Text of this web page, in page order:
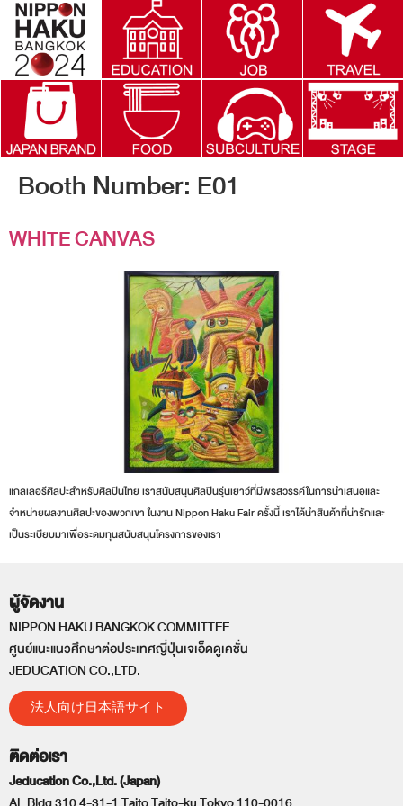
Booth Number: E01
WHITE CANVAS
แกลเลอรีศิลปะสำหรับศิลปินไทย เราสนับสนุนศิลปินรุ่นเยาว์ที่มีพรสวรรค์ในการนำเสนอและ
จำหน่ายผลงานศิลปะของพวกเขา ในงาน Nippon Haku Fair ครั้งนี้ เราได้นำสินค้าที่น่ารักและ
เป็นระเบียบมาเพื่อระดมทุนสนับสนุนโครงการของเรา
ผู้จัดงาน
NIPPON HAKU BANGKOK COMMITTEE
ศูนย์แนะแนวศึกษาต่อประเทศญี่ปุ่นเจเอ็ดดูเคชั่น
JEDUCATION CO.,LTD.
法人向け日本語サイト
ติดต่อเรา
Jeducation Co.,Ltd. (Japan)